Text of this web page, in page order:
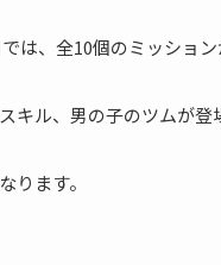
は、全10個のミッション
ル、男の子のツムが登
ります。